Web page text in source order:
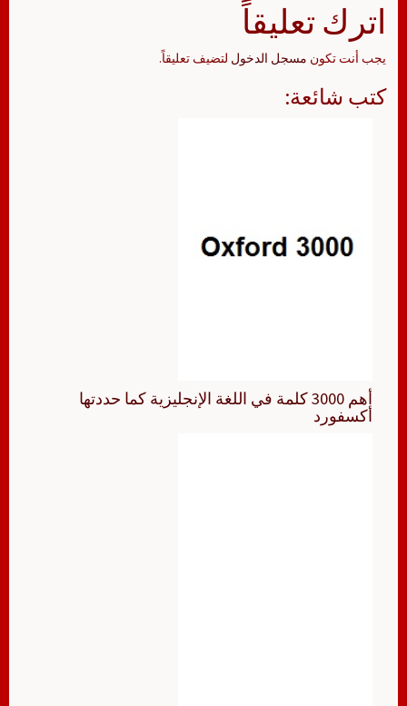
اترك تعليقاً
يجب أنت تكون مسجل الدخول لتضيف تعليقاً.
كتب شائعة:
أهم 3000 كلمة في اللغة الإنجليزية كما حددتها
أكسفورد